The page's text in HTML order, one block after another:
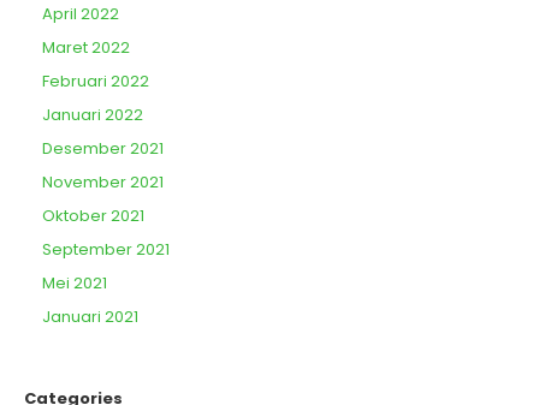
April 2022
Maret 2022
Februari 2022
Januari 2022
Desember 2021
November 2021
Oktober 2021
September 2021
Mei 2021
Januari 2021
Categories